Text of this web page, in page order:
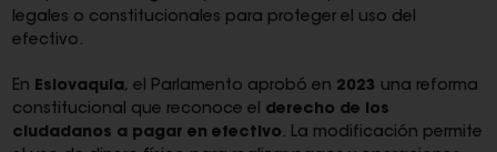
legales o constitucionales para proteger el uso del
efectivo.
En Eslovaquia, el Parlamento aprobó en 2023 una reforma
constitucional que reconoce el derecho de los
ciudadanos a pagar en efectivo . La modificación permite